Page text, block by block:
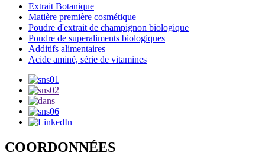
Extrait Botanique
Matière première cosmétique
Poudre d'extrait de champignon biologique
Poudre de superaliments biologiques
Additifs alimentaires
Acide aminé, série de vitamines
COORDONNÉES